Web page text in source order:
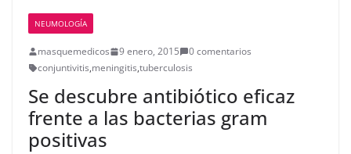
NEUMOLOGÍA
masquemedicos 9 enero, 2015
0 comentarios
conjuntivitis,meningitis,tuberculosis
Se descubre antibiótico eficaz
frente a las bacterias gram
positivas